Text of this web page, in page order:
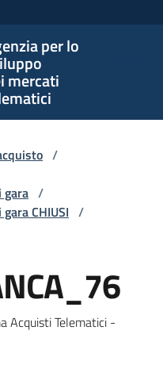
per lo
mercati
/
gara /
CHIUSI /
Acquisti Telematici -